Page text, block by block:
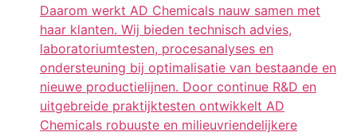
Daarom werkt AD Chemicals nauw samen met
haar klanten. Wij bieden technisch advies,
laboratoriumtesten, procesanalyses en
ondersteuning bij optimalisatie van bestaande en
nieuwe productielijnen. Door continue R&D en
uitgebreide praktijktesten ontwikkelt AD
Chemicals robuuste en milieuvriendelijkere